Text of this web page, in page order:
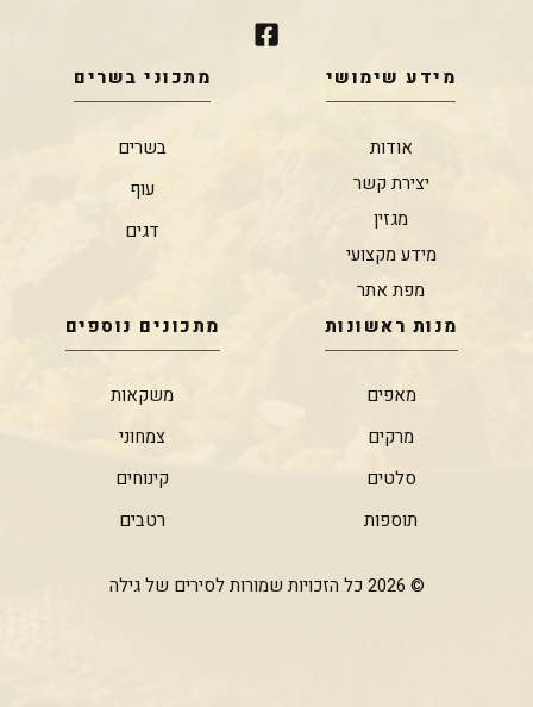
מידע שימושי
אודות
יצירת קשר
מגזין
מידע מקצועי
מפת אתר
מתכוני בשרים
בשרים
עוף
דגים
מנות ראשונות
מאפים
מרקים
סלטים
תוספות
מתכונים נוספים
משקאות
צמחוני
קינוחים
רטבים
© 2026 כל הזכויות שמורות לסירים של גילה